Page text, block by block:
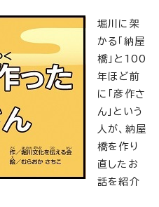
堀川に架
かる「納屋
橋」と100
年ほど前
に「彦作さ
ん」という
人が、納屋
橋を作り
直したお
話を紹介